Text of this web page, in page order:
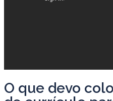
O que devo